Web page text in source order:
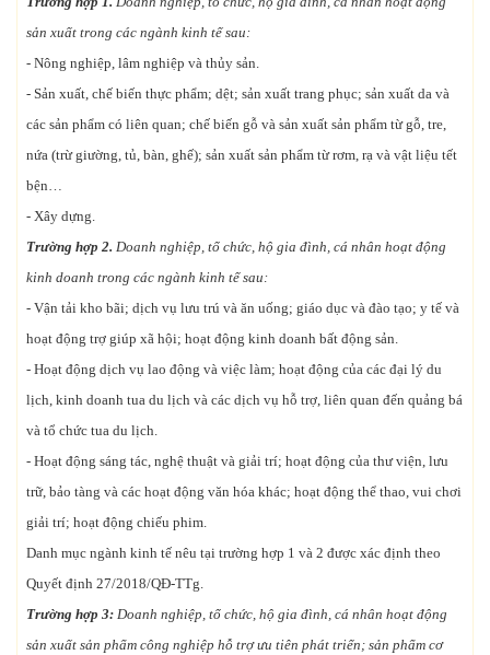
sản xuất trong các ngành kinh tế sau:
- Nông nghiệp, lâm nghiệp và thủy sản.
- Sản xuất, chế biến thực phẩm; dệt; sản xuất trang phục; sản xuất da và
các sản phẩm có liên quan; chế biến gỗ và sản xuất sản phẩm từ gỗ, tre,
nứa (trừ giường, tủ, bàn, ghế); sản xuất sản phẩm từ rơm, rạ và vật liệu tết
bện…
- Xây dựng.
Trường hợp 2. Doanh nghiệp, tổ chức, hộ gia đình, cá nhân hoạt động
kinh doanh trong các ngành kinh tế sau:
- Vận tải kho bãi; dịch vụ lưu trú và ăn uống; giáo dục và đào tạo; y tế và
hoạt động trợ giúp xã hội; hoạt động kinh doanh bất động sản.
- Hoạt động dịch vụ lao động và việc làm; hoạt động của các đại lý du
lịch, kinh doanh tua du lịch và các dịch vụ hỗ trợ, liên quan đến quảng bá
và tổ chức tua du lịch.
- Hoạt động sáng tác, nghệ thuật và giải trí; hoạt động của thư viện, lưu
trữ, bảo tàng và các hoạt động văn hóa khác; hoạt động thể thao, vui chơi
giải trí; hoạt động chiếu phim.
Danh mục ngành kinh tế nêu tại trường hợp 1 và 2 được xác định theo
Quyết định 27/2018/QĐ-TTg.
Trường hợp 3: Doanh nghiệp, tổ chức, hộ gia đình, cá nhân hoạt động
sản xuất sản phẩm công nghiệp hỗ trợ ưu tiên phát triển; sản phẩm cơ